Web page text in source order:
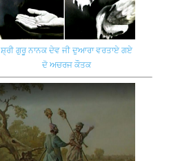
ਸ਼੍ਰੀ ਗੁਰੂ ਨਾਨਕ ਦੇਵ ਜੀ ਦੁਆਰਾ ਵਰਤਾਏ ਗਏ
ਦੋ ਅਚਰਜ ਕੌਤਕ